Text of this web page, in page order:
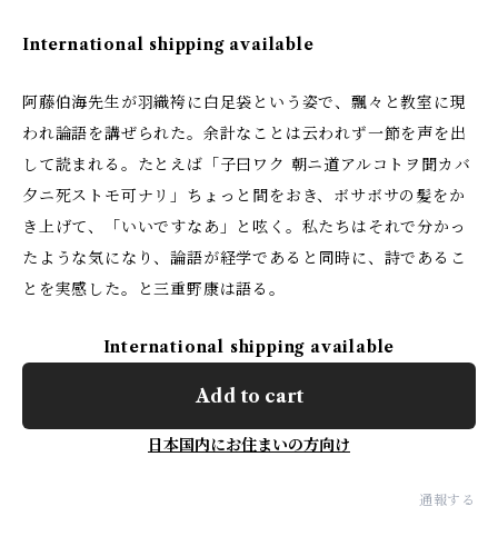
International shipping available
阿藤伯海先生が羽織袴に白足袋という姿で、飄々と教室に現
われ論語を講ぜられた。余計なことは云われず一節を声を出
して読まれる。たとえば「子曰ワク 朝ニ道アルコトヲ聞カバ
夕ニ死ストモ可ナリ」ちょっと間をおき、ボサボサの髪をか
き上げて、「いいですなあ」と呟く。私たちはそれで分かっ
たような気になり、論語が経学であると同時に、詩であるこ
とを実感した。と三重野康は語る。
International shipping available
Add to cart
日本国内にお住まいの方向け
通報する